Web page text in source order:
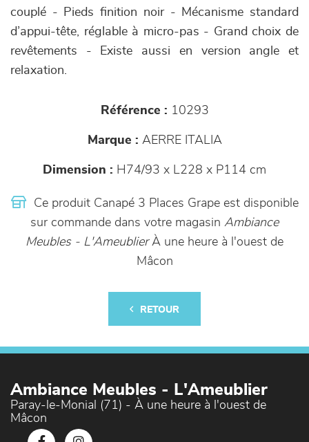
couplé - Pieds finition noir - Mécanisme standard
d’appui-tête, réglable à micro-pas - Grand choix de
revêtements - Existe aussi en version angle et
relaxation.
Référence : 10293
Marque : AERRE ITALIA
Dimension : H74/93 x L228 x P114 cm
Ce produit Canapé 3 Places Grape est disponible
sur commande dans votre magasin Ambiance
Meubles - L'AmeublierÀ une heure à l'ouest de
Mâcon
RETOUR
Ambiance Meubles - L'Ameublier
Paray-le-Monial (71) - À une heure à l'ouest de
Mâcon